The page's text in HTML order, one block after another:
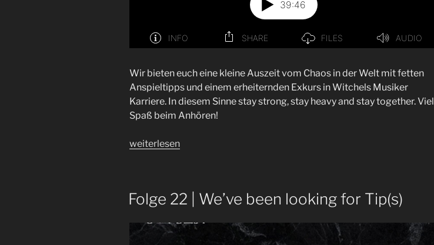
Wir bieten euch eine kleine Auszeit vom Chaos in der Welt mit fetten
Anspieltipps und einem erheiternden Exkurs in Witchels Musiker
Karriere. In diesem Sinne stay strong, stay heavy and stay together. Viel
Spaß beim Anhören!
„Folge
weiterlesen
Folge 22 | We’ve been looking for Tip(s)